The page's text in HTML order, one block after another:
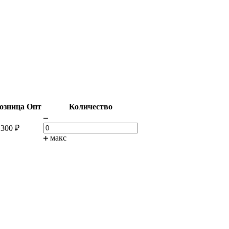
Опт Количество
₽
макс